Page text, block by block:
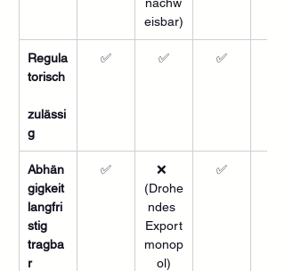
eisbar)
Regula
torisch
zulässi
g
✅ ✅ ✅
Abhän
gigkeit
langfri
stig
tragba
r
✅
❌
(Drohe
ndes
Export
monop
ol)
✅